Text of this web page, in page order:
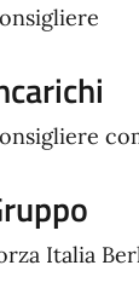
Italia